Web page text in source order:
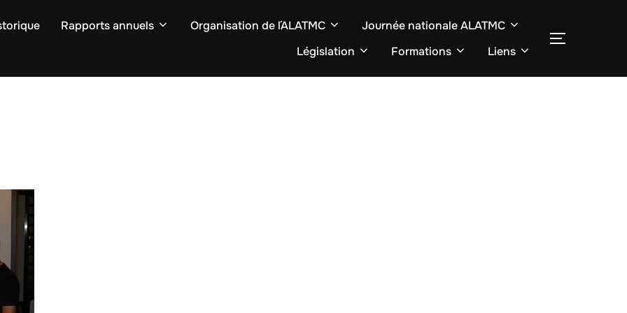
Rapports annuels Organisation de l´ALATMC
Journée nationale ALATMC
Législation
Formations Liens